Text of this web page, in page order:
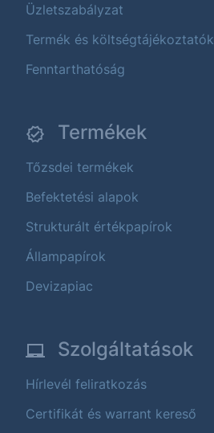
Üzletszabályzat
Termék és költségtájékoztatók
Fenntarthatóság
Termékek
Tőzsdei termékek
Befektetési alapok
Strukturált értékpapírok
Állampapírok
Devizapiac
Szolgáltatások
Hírlevél feliratkozás
Certifikát és warrant kereső